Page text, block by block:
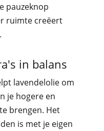
pauzeknop
ruimte creëert
in balans
lavendelolie om
je hogere en
brengen. Het
is met je eigen